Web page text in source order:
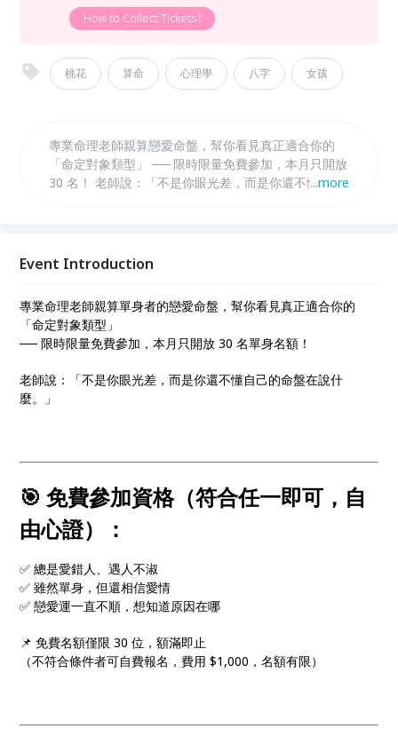
How to Collect Tickets?
桃花 算命 心理學 八字 女孩
專業命理老師親算戀愛命盤，幫你看見真正適合你的
「命定對象類型」 ── 限時限量免費參加，本月只開放
30 名！ 老師說：「不是你眼光差，而是你還不懂自己
...more
Event Introduction
專業命理老師親算單身者的戀愛命盤，幫你看見真正適合你的
「命定對象類型」
── 限時限量免費參加，本月只開放 30 名單身名額！
老師說：「不是你眼光差，而是你還不懂自己的命盤在說什
麼。」
🎯 免費參加資格（符合任一即可，自
由心證）：
✅ 總是愛錯人、遇人不淑
✅ 雖然單身，但還相信愛情
✅ 戀愛運一直不順，想知道原因在哪
📌 免費名額僅限 30 位，額滿即止
（不符合條件者可自費報名，費用 $1,000，名額有限）